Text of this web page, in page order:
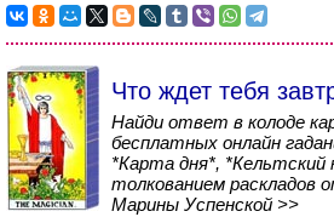
Что ждет тебя
Найди ответ в колоде
бесплатных онлайн
*Карта дня*, *Кельтский
толкованием раскладов
Марины Успенской >>